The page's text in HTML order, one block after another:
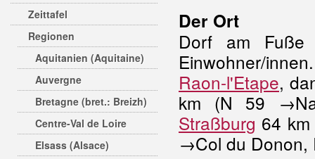
Zeittafel
Regionen
Aquitanien (Aquitaine)
Auvergne
Bretagne (bret.: Breizh)
Centre-Val de Loire
Elsass (Alsace)
Der Ort
Dorf am
Einwohner/
Raon-l'Etape,
km (N 59
Straßburg 64
→Col du Donon,